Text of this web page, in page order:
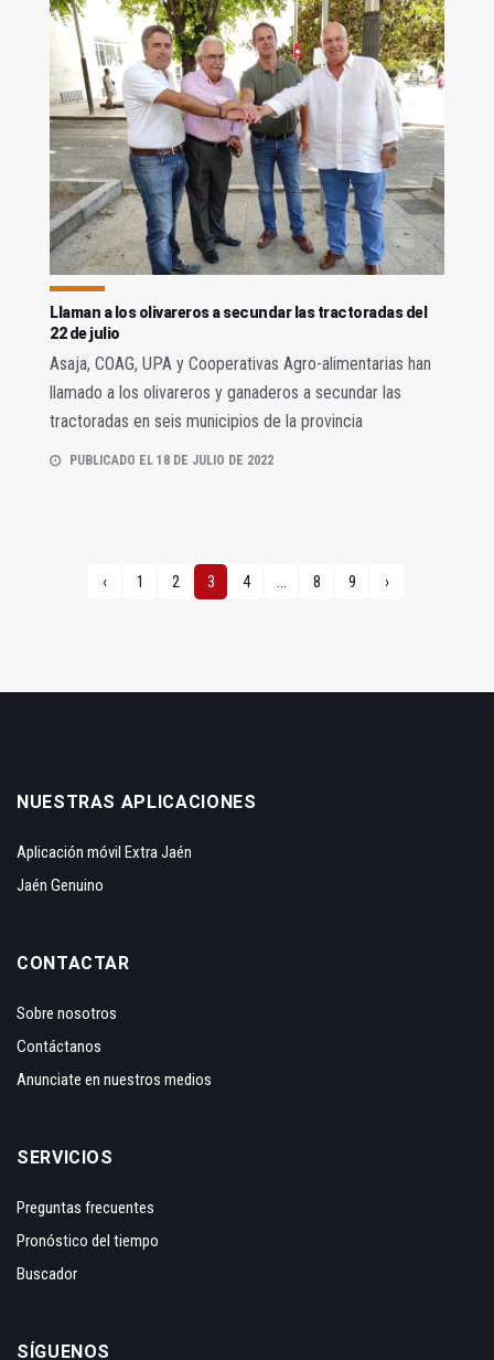
Llaman a los olivareros a secundar las tractoradas del
22 de julio
Asaja, COAG, UPA y Cooperativas Agro-alimentarias han
llamado a los olivareros y ganaderos a secundar las
tractoradas en seis municipios de la provincia
PUBLICADO EL 18 DE JULIO DE 2022
‹ 1 2 3 4 ... 8 9 ›
NUESTRAS APLICACIONES
Aplicación móvil Extra Jaén
Jaén Genuino
CONTACTAR
Sobre nosotros
Contáctanos
Anunciate en nuestros medios
SERVICIOS
Preguntas frecuentes
Pronóstico del tiempo
Buscador
SÍGUENOS